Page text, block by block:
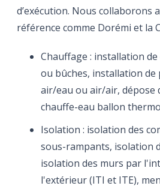
d’exécution. Nous collaborons
référence comme Dorémi et la
Chauffage : installation
ou bûches, installation de
air/eau ou air/air, dépose
chauffe-eau ballon
Isolation : isolation des
sous-rampants, isolation
isolation des murs par
l'extérieur (ITI et ITE),